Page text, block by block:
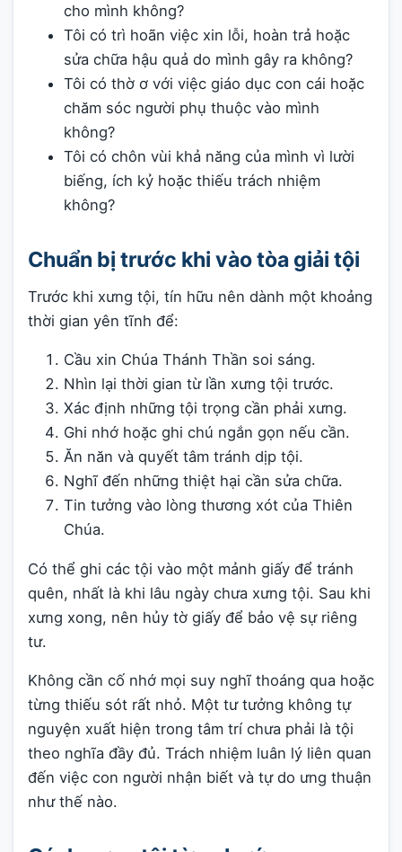
cho mình không?
Tôi có trì hoãn việc xin lỗi, hoàn trả hoặc
sửa chữa hậu quả do mình gây ra không?
Tôi có thờ ơ với việc giáo dục con cái hoặc
chăm sóc người phụ thuộc vào mình
không?
Tôi có chôn vùi khả năng của mình vì lười
biếng, ích kỷ hoặc thiếu trách nhiệm
không?
Chuẩn bị trước khi vào tòa giải tội
Trước khi xưng tội, tín hữu nên dành một khoảng
thời gian yên tĩnh để:
Cầu xin Chúa Thánh Thần soi sáng.
Nhìn lại thời gian từ lần xưng tội trước.
Xác định những tội trọng cần phải xưng.
Ghi nhớ hoặc ghi chú ngắn gọn nếu cần.
Ăn năn và quyết tâm tránh dịp tội.
Nghĩ đến những thiệt hại cần sửa chữa.
Tin tưởng vào lòng thương xót của Thiên
Chúa.
Có thể ghi các tội vào một mảnh giấy để tránh
quên, nhất là khi lâu ngày chưa xưng tội. Sau khi
xưng xong, nên hủy tờ giấy để bảo vệ sự riêng
tư.
Không cần cố nhớ mọi suy nghĩ thoáng qua hoặc
từng thiếu sót rất nhỏ. Một tư tưởng không tự
nguyện xuất hiện trong tâm trí chưa phải là tội
theo nghĩa đầy đủ. Trách nhiệm luân lý liên quan
đến việc con người nhận biết và tự do ưng thuận
như thế nào.